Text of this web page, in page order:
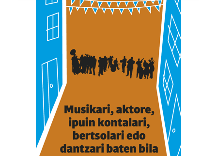
prozesatzen ditugu, zure IP zenbakia, besteak beste,
teknologia erabiliz, cookieak adibidez, iragarki eta eduki
pertsonalizatuak eskaintzeko, iragarkiak eta edukia
neurtzeko, jendeari buruzko informazioa biltzeko eta
produktuak garatzeko. Zure datuak nork eta zertarako
erabiltzen dituen hauta dezakezu.
Bazkide batzuek ez dizute baimenik eskatzen, eta beren
interes komertzial legitimoetan babesten dira. Ikusi gure
bazkideen zerrenda, beren ustez zein helburutarako
duten interes legitimoa eta horren aurka nola egin
dezakezun ikusteko.
Lortu zure datu pertsonalak prozesatzeko moduari